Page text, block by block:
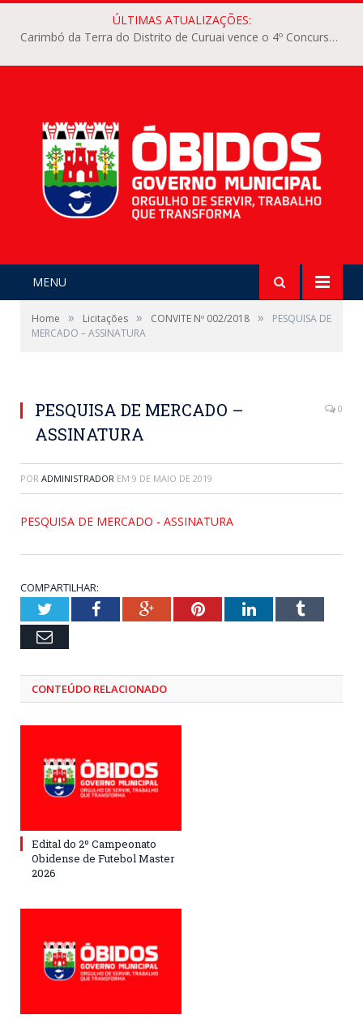
ÚLTIMAS ATUALIZAÇÕES:
Carimbó da Terra do Distrito de Curuai vence o 4º Concurso Intermunicipal de Carimbó do Arraiá dos Pauxis
MENU
Home » Licitações » CONVITE Nº 002/2018 »
PESQUISA DE
MERCADO – ASSINATURA
PESQUISA DE MERCADO –
ASSINATURA
0
POR ADMINISTRADOR EM 9 DE MAIO DE 2019
PESQUISA DE MERCADO - ASSINATURA
COMPARTILHAR:
TwitterFacebookGoogle+PinterestLinkedInTumblr
Email
CONTEÚDO RELACIONADO
Edital do 2º Campeonato
Obidense de Futebol Master
2026